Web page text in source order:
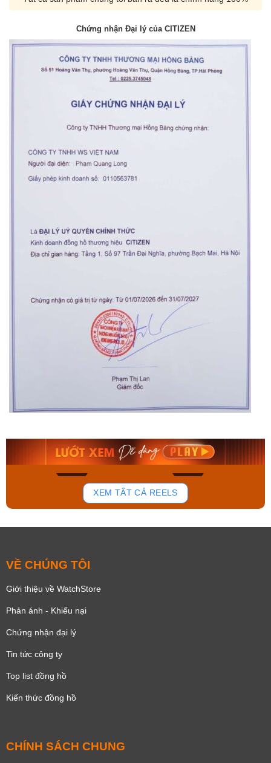
Chứng nhận Đại lý của CITIZEN
156
Orient Nam RA-
Mua ngay
Casio Nam MTS-
Mua ngay
XEM TẤT CẢ REELS
VỀ CHÚNG TÔI
Giới thiệu về WatchStore
Phản ánh - Khiếu nại
Chứng nhận đại lý
Tin tức công ty
Top list đồng hồ
Kiến thức đồng hồ
CHÍNH SÁCH CHUNG